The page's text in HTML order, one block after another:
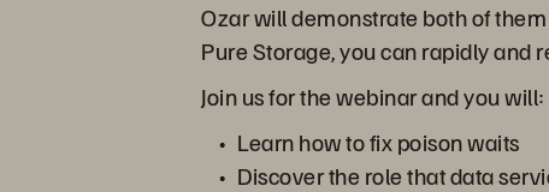
Ozar will demonstrate both of
Pure Storage, you can rapidly and
Join us for the webinar and you will:
Learn how to fix poison waits
Discover the role that data